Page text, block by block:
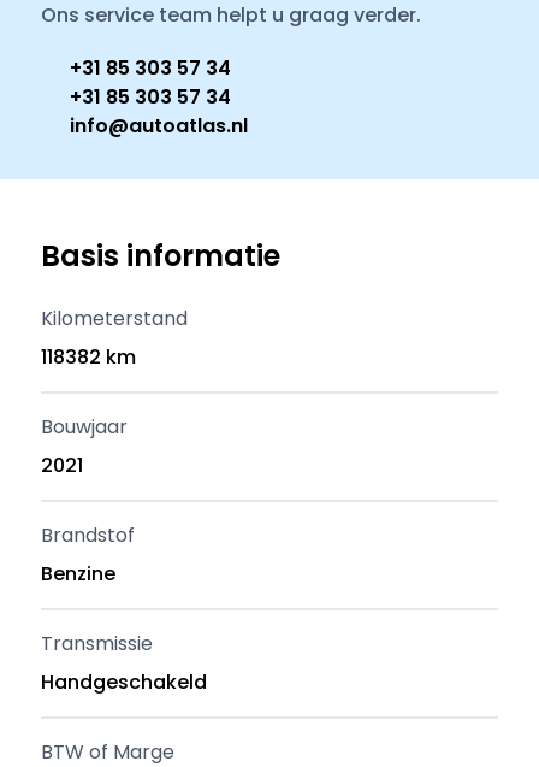
Ons service team helpt u graag verder.
+31 85 303 57 34
+31 85 303 57 34
info@autoatlas.nl
Basis informatie
Kilometerstand
118382 km
Bouwjaar
2021
Brandstof
Benzine
Transmissie
Handgeschakeld
BTW of Marge